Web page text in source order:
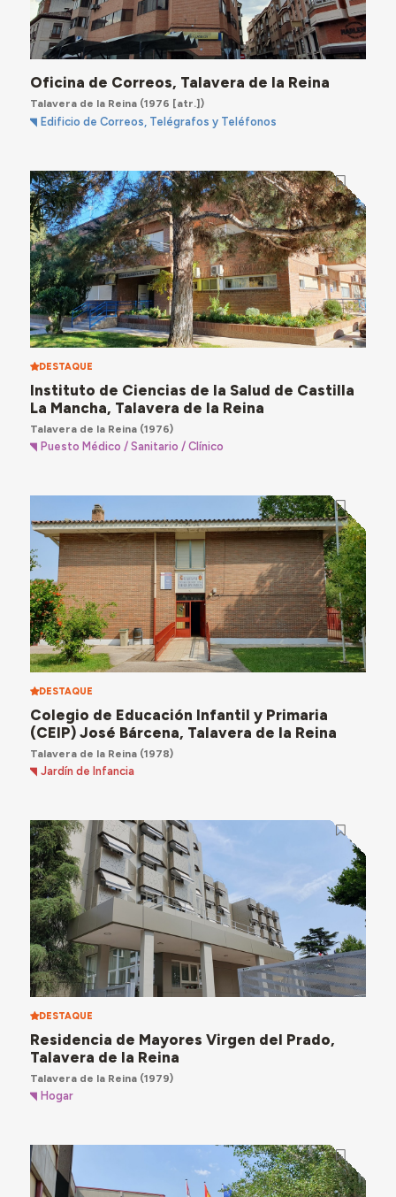
Oficina de Correos, Talavera de la Reina
Talavera de la Reina(1976 [atr.])
Edificio de Correos, Telégrafos y Teléfonos
DESTAQUE
Instituto de Ciencias de la Salud de Castilla
La Mancha, Talavera de la Reina
Talavera de la Reina(1976)
Puesto Médico / Sanitario / Clínico
DESTAQUE
Colegio de Educación Infantil y Primaria
(CEIP) José Bárcena, Talavera de la Reina
Talavera de la Reina(1978)
Jardín de Infancia
DESTAQUE
Residencia de Mayores Virgen del Prado,
Talavera de la Reina
Talavera de la Reina(1979)
Hogar